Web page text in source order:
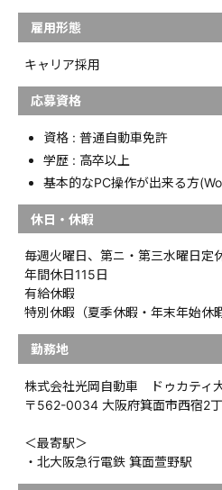
雇用形態
キャリア採用
応募資格
資格 : 普通自動車免許
学歴 : 高卒以上
基本的なPC操作が出来る方
休日・休暇
毎週火曜日、第ニ・第三水曜日定
年間休日115日
有給休暇
特別休暇（夏季休暇・年末年始休
勤務地
株式会社光岡自動車 ドゥカティ
〒562-0034 大阪府箕面市西宿2
＜最寄駅＞
・北大阪急行電鉄 箕面萱野駅